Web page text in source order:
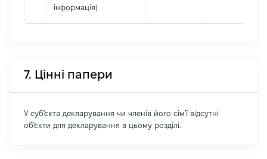
інформація]
7. Цінні папери
У суб'єкта декларування чи членів його сім'ї відсутні
об'єкти для декларування в цьому розділі.